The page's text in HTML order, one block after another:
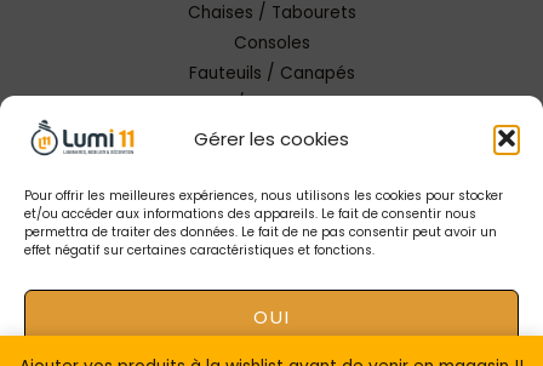
Gérer les cookies
Pour offrir les meilleures expériences, nous utilisons les cookies pour stocker
et/ou accéder aux informations des appareils. Le fait de consentir nous
permettra de traiter des données. Le fait de ne pas consentir peut avoir un
effet négatif sur certaines caractéristiques et fonctions.
OUI
Chaises / Tabourets
Consoles
Fauteuils / Canapés
Tables / Tables basses
Copyright © 2026 Lumi 11 Carcassonne
Mentions Légales |Conception Tendance Digitale|